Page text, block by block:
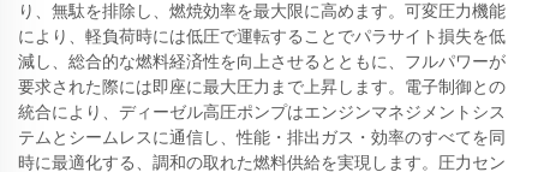
り、無駄を排除し、燃焼効率を最大限に高めます。可変圧力機能
により、軽負荷時には低圧で運転することでパラサイト損失を低
減し、総合的な燃料経済性を向上させるとともに、フルパワーが
要求された際には即座に最大圧力まで上昇します。電子制御との
統合により、ディーゼル高圧ポンプはエンジンマネジメントシス
テムとシームレスに通信し、性能・排出ガス・効率のすべてを同
時に最適化する、調和の取れた燃料供給を実現します。圧力セン